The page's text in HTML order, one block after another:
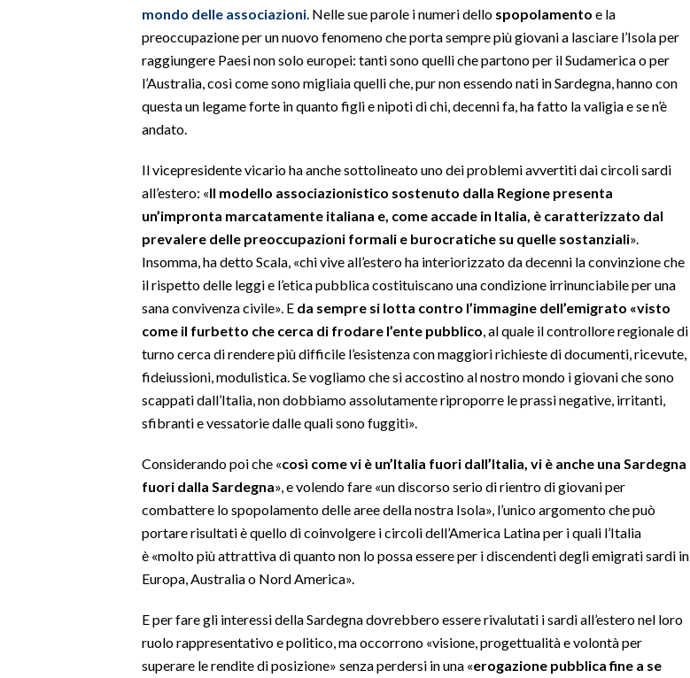
mondo delle associazioni. Nelle sue parole i numeri dello spopolamento e la
preoccupazione per un nuovo fenomeno che porta sempre più giovani a lasciare l’Isola per
raggiungere Paesi non solo europei: tanti sono quelli che partono per il Sudamerica o per
l’Australia, così come sono migliaia quelli che, pur non essendo nati in Sardegna, hanno con
questa un legame forte in quanto figli e nipoti di chi, decenni fa, ha fatto la valigia e se n’è
andato.
Il vicepresidente vicario ha anche sottolineato uno dei problemi avvertiti dai circoli sardi
all’estero: «Il modello associazionistico sostenuto dalla Regione presenta
un’impronta marcatamente italiana e, come accade in Italia, è caratterizzato dal
prevalere delle preoccupazioni formali e burocratiche su quelle sostanziali».
Insomma, ha detto Scala, «chi vive all’estero ha interiorizzato da decenni la convinzione che
il rispetto delle leggi e l’etica pubblica costituiscano una condizione irrinunciabile per una
sana convivenza civile». E da sempre si lotta contro l’immagine dell’emigrato «visto
come il furbetto che cerca di frodare l’ente pubblico, al quale il controllore regionale di
turno cerca di rendere più difficile l’esistenza con maggiori richieste di documenti, ricevute,
fideiussioni, modulistica. Se vogliamo che si accostino al nostro mondo i giovani che sono
scappati dall’Italia, non dobbiamo assolutamente riproporre le prassi negative, irritanti,
sfibranti e vessatorie dalle quali sono fuggiti».
Considerando poi che «così come vi è un’Italia fuori dall’Italia, vi è anche una Sardegna
fuori dalla Sardegna», e volendo fare «un discorso serio di rientro di giovani per
combattere lo spopolamento delle aree della nostra Isola», l’unico argomento che può
portare risultati è quello di coinvolgere i circoli dell’America Latina per i quali l’Italia
è «molto più attrattiva di quanto non lo possa essere per i discendenti degli emigrati sardi in
Europa, Australia o Nord America».
E per fare gli interessi della Sardegna dovrebbero essere rivalutati i sardi all’estero nel loro
ruolo rappresentativo e politico, ma occorrono «visione, progettualità e volontà per
superare le rendite di posizione» senza perdersi in una «erogazione pubblica fine a se